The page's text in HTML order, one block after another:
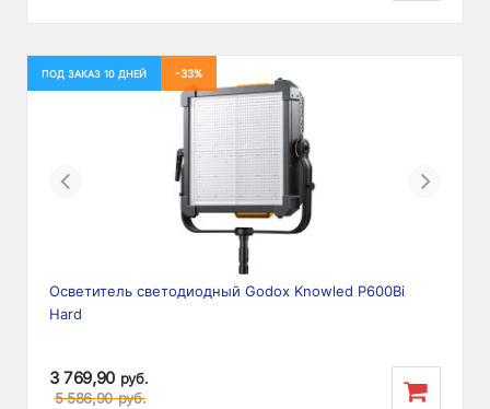
ПОД ЗАКАЗ 10 ДНЕЙ -33%
Previous Next
Осветитель светодиодный Godox Knowled P600Bi
Hard
3 769,90 руб.
5 586,90 руб.